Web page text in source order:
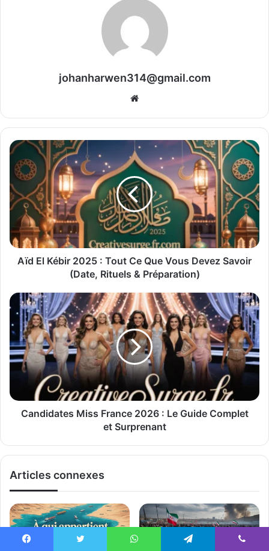
johanharwen314@gmail.com
Website
Aïd El Kébir 2025 : Tout Ce Que Vous Devez Savoir
(Date, Rituels & Préparation)
Candidates Miss France 2026 : Le Guide Complet
et Surprenant
Articles connexes